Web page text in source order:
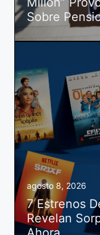
Sobre
agosto 8, 2026
7 Estrenos
Revelan